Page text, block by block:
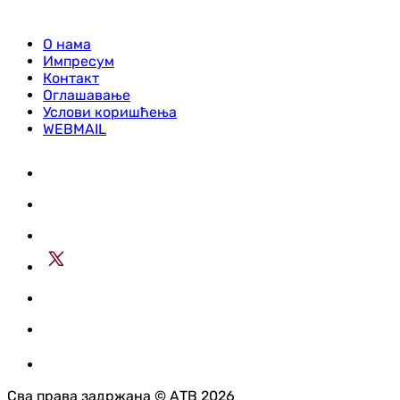
О нама
Импресум
Контакт
Оглашавање
Услови коришћења
WEBMAIL
Сва права задржана © АТВ 2026